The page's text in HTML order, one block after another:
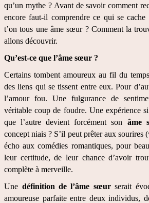
qu’un mythe ? Avant de savoir comment
encore faut-il comprendre ce qui se
t’on tous une âme sœur ? Comment la
allons découvrir.
Qu’est-ce que l’âme sœur ?
Certains tombent amoureux au fil du
des liens qui se tissent entre eux. Pour
l’amour fou. Une fulgurance de
véritable coup de foudre. Une expérience
que l’autre devient forcément son âme
concept niais ? S’il peut prêter aux
écho aux comédies romantiques, pour
leur certitude, de leur chance d’avoir
complète à merveille.
Une définition de l’âme sœur serait
amoureuse parfaite entre deux individus,